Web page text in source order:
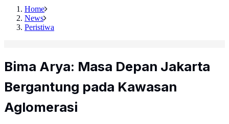
Home
News
Peristiwa
Bima Arya: Masa Depan Jakarta
Bergantung pada Kawasan
Aglomerasi